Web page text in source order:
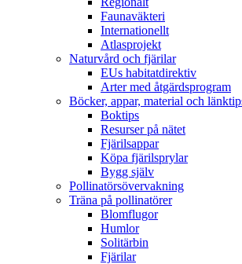
Faunaväkteri
Internationellt
Atlasprojekt
Naturvård och fjärilar
EUs habitatdirektiv
Arter med åtgärdsprogram
Böcker, appar, material och
Boktips
Resurser på nätet
Fjärilsappar
Köpa fjärilsprylar
Bygg själv
Pollinatörsövervakning
Träna på pollinatörer
Blomflugor
Humlor
Solitärbin
Fjärilar